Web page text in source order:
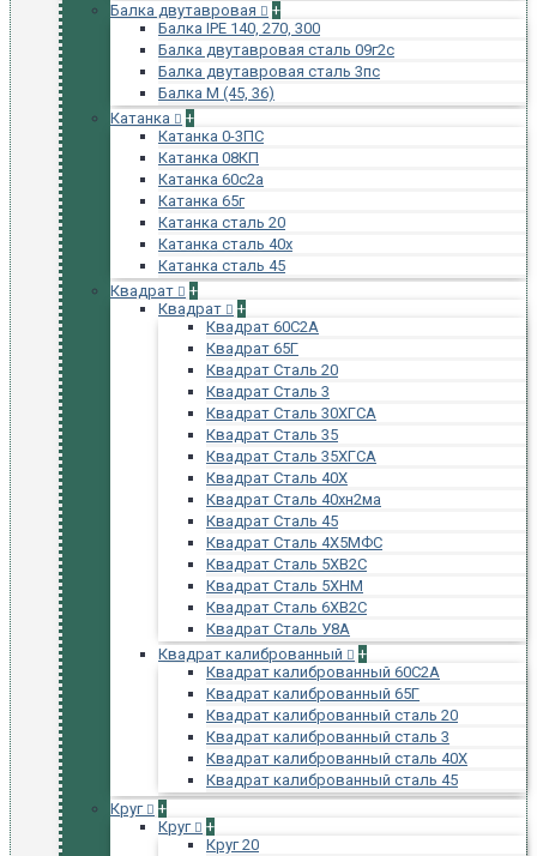
Балка двутавровая
+
Балка IPE 140, 270, 300
Балка двутавровая сталь 09г2с
Балка двутавровая сталь 3пс
Балка М (45, 36)
Катанка
+
Катанка 0-3ПС
Катанка 08КП
Катанка 60с2а
Катанка 65г
Катанка сталь 20
Катанка сталь 40х
Катанка сталь 45
Квадрат
+
Квадрат
+
Квадрат 60С2А
Квадрат 65Г
Квадрат Сталь 20
Квадрат Сталь 3
Квадрат Сталь 30ХГСА
Квадрат Сталь 35
Квадрат Сталь 35ХГСА
Квадрат Сталь 40Х
Квадрат Сталь 40хн2ма
Квадрат Сталь 45
Квадрат Сталь 4Х5МФС
Квадрат Сталь 5ХВ2С
Квадрат Сталь 5ХНМ
Квадрат Сталь 6ХВ2С
Квадрат Сталь У8А
Квадрат калиброванный
+
Квадрат калиброванный 60С2А
Квадрат калиброванный 65Г
Квадрат калиброванный сталь 20
Квадрат калиброванный сталь 3
Квадрат калиброванный сталь 40Х
Квадрат калиброванный сталь 45
Круг
+
Круг
+
Круг 20